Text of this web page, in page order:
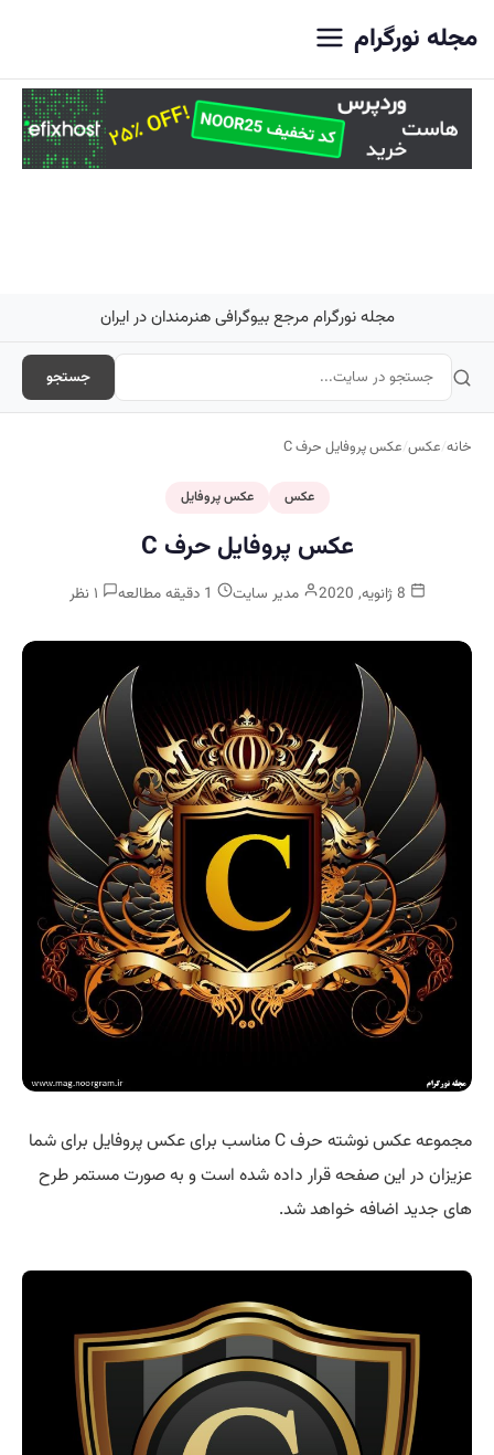
مجله نورگرام
مجله نورگرام مرجع بیوگرافی هنرمندان در ایران
جستجو
خانه/عکس/عکس پروفایل حرف C
عکس عکس پروفایل
عکس پروفایل حرف C
مدیر سایت
مجموعه عکس نوشته حرف C مناسب برای عکس پروفایل برای شما
عزیزان در این صفحه قرار داده شده است و به صورت مستمر طرح
های جدید اضافه خواهد شد.